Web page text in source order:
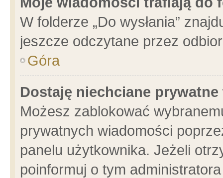
W folderze „Do wysłania”
jeszcze odczytane przez
Góra
Dostaję niechciane
Możesz zablokować
prywatnych wiadomości
panelu użytkownika. Jeżeli
poinformuj o tym